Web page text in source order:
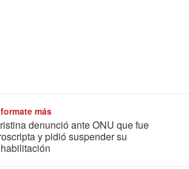
más
denunció ante ONU que fue
y pidió suspender su